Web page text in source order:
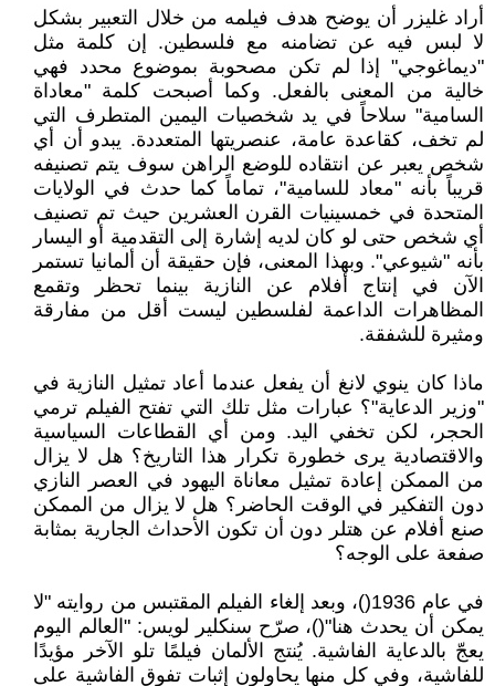
أراد غليزر أن يوضح هدف فيلمه من خلال التعبير بشكل
لا لبس فيه عن تضامنه مع فلسطين. إن كلمة مثل
"ديماغوجي" إذا لم تكن مصحوبة بموضوع محدد فهي
خالية من المعنى بالفعل. وكما أصبحت كلمة "معاداة
السامية" سلاحاً في يد شخصيات اليمين المتطرف التي
لم تخف، كقاعدة عامة، عنصريتها المتعددة. يبدو أن أي
شخص يعبر عن انتقاده للوضع الراهن سوف يتم تصنيفه
قريباً بأنه "معاد للسامية"، تماماً كما حدث في الولايات
المتحدة في خمسينيات القرن العشرين حيث تم تصنيف
أي شخص حتى لو كان لديه إشارة إلى التقدمية أو اليسار
بأنه "شيوعي". وبهذا المعنى، فإن حقيقة أن ألمانيا تستمر
الآن في إنتاج أفلام عن النازية بينما تحظر وتقمع
المظاهرات الداعمة لفلسطين ليست أقل من مفارقة
ومثيرة للشفقة.
ماذا كان ينوي لانغ أن يفعل عندما أعاد تمثيل النازية في
"وزير الدعاية"؟ عبارات مثل تلك التي تفتح الفيلم ترمي
الحجر، لكن تخفي اليد. ومن أي القطاعات السياسية
والاقتصادية يرى خطورة تكرار هذا التاريخ؟ هل لا يزال
من الممكن إعادة تمثيل معاناة اليهود في العصر النازي
دون التفكير في الوقت الحاضر؟ هل لا يزال من الممكن
صنع أفلام عن هتلر دون أن تكون الأحداث الجارية بمثابة
صفعة على الوجه؟
في عام 1936()، وبعد إلغاء الفيلم المقتبس من روايته "لا
يمكن أن يحدث هنا"()، صرّح سنكلير لويس: "العالم اليوم
يعجّ بالدعاية الفاشية. يُنتج الألمان فيلمًا تلو الآخر مؤيدًا
للفاشية، وفي كل منها يحاولون إثبات تفوق الفاشية على